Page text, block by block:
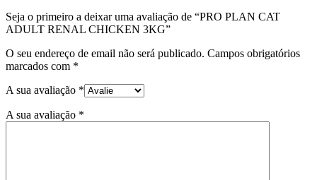
Seja o primeiro a deixar uma avaliação de “PRO PLAN CAT
ADULT RENAL CHICKEN 3KG”
O seu endereço de email não será publicado. Campos obrigatórios
marcados com *
A sua avaliação *
A sua avaliação *